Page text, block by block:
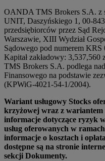
OANDA TMS Brokers S.A. z
UNIT, Daszyńskiego 1, 00-
przedsiębiorców przez Sąd
Warszawie, XIII Wydział
Sądowego pod numerem
Kapitał zakładowy: 3,537,560
TMS Brokers S.A. podlega
Finansowego na podstawie
(KPWiG-4021-54-1/2004).
Wariant usługowy Stocks
krzyżowej wraz z wariantem
informacje dotyczące ryzyk
usług oferowanych w
informacje o kosztach i
dostępne są na stronie
sekcji Dokumenty.